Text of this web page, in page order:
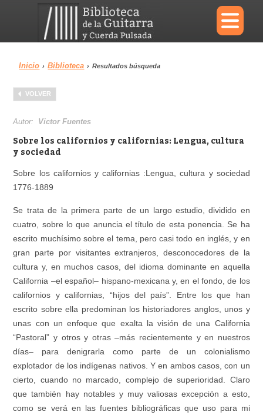
×
Menu
Biblioteca
Área personal Reproductor
Inicio › Biblioteca › Resultados búsqueda
VOLVER
Autor: Victor Fuentes
Sobre los californios y californias: Lengua, cultura
y sociedad
Sobre los californios y californias :Lengua, cultura y sociedad
1776-1889
Se trata de la primera parte de un largo estudio, dividido en
cuatro, sobre lo que anuncia el título de esta ponencia. Se ha
escrito muchísimo sobre el tema, pero casi todo en inglés, y en
gran parte por visitantes extranjeros, desconocedores de la
cultura y, en muchos casos, del idioma dominante en aquella
California –el español– hispano-mexicana y, en el fondo, de los
californios y californias, “hijos del país”. Entre los que han
escrito sobre ella predominan los historiadores anglos, unos y
unas con un enfoque que exalta la visión de una California
“Pastoral” y otros y otras –más recientemente y en nuestros
días– para denigrarla como parte de un colonialismo
explotador de los indígenas nativos. Y en ambos casos, con un
cierto, cuando no marcado, complejo de superioridad. Claro
que también hay notables y muy valiosas excepción a esto,
como se verá en las fuentes bibliográficas que uso para mi